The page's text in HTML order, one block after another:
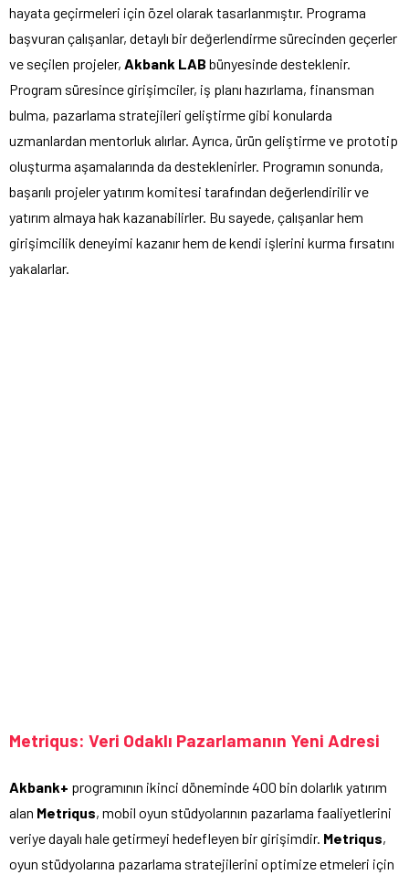
hayata geçirmeleri için özel olarak tasarlanmıştır. Programa
başvuran çalışanlar, detaylı bir değerlendirme sürecinden geçerler
ve seçilen projeler, Akbank LAB bünyesinde desteklenir.
Program süresince girişimciler, iş planı hazırlama, finansman
bulma, pazarlama stratejileri geliştirme gibi konularda
uzmanlardan mentorluk alırlar. Ayrıca, ürün geliştirme ve prototip
oluşturma aşamalarında da desteklenirler. Programın sonunda,
başarılı projeler yatırım komitesi tarafından değerlendirilir ve
yatırım almaya hak kazanabilirler. Bu sayede, çalışanlar hem
girişimcilik deneyimi kazanır hem de kendi işlerini kurma fırsatını
yakalarlar.
Metriqus: Veri Odaklı Pazarlamanın Yeni Adresi
Akbank+ programının ikinci döneminde 400 bin dolarlık yatırım
alan Metriqus, mobil oyun stüdyolarının pazarlama faaliyetlerini
veriye dayalı hale getirmeyi hedefleyen bir girişimdir. Metriqus,
oyun stüdyolarına pazarlama stratejilerini optimize etmeleri için